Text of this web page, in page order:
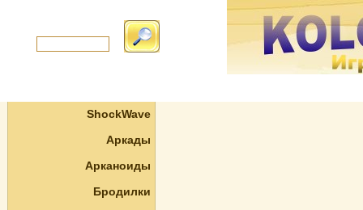
ShockWave
Аркады
Арканоиды
Бродилки